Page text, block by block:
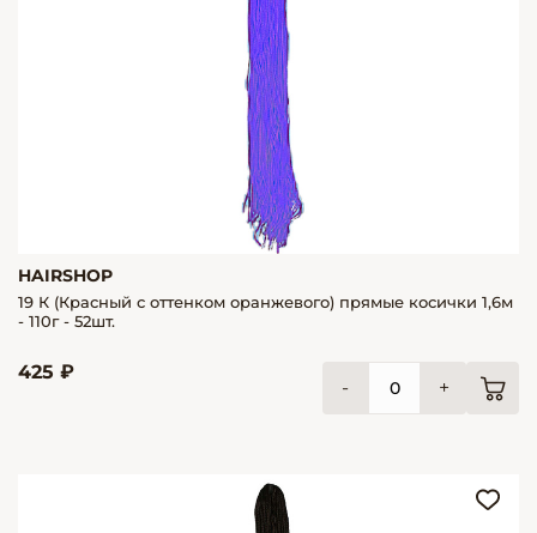
HAIRSHOP
19 К (Красный с оттенком оранжевого) прямые косички 1,6м
- 110г - 52шт.
425 ₽
- +